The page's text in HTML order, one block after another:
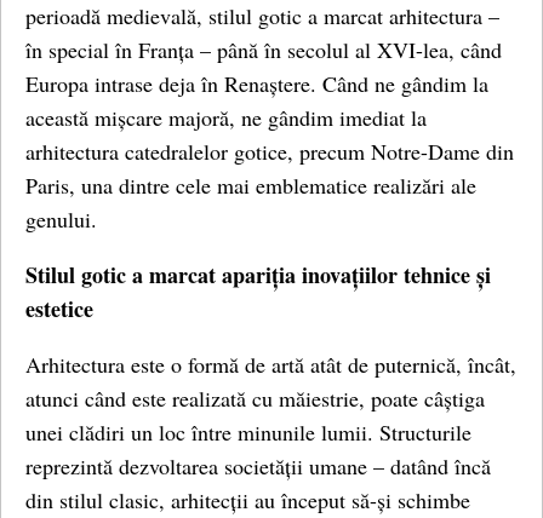
perioadă medievală, stilul gotic a marcat arhitectura –
în special în Franța – până în secolul al XVI-lea, când
Europa intrase deja în Renaștere. Când ne gândim la
această mișcare majoră, ne gândim imediat la
arhitectura catedralelor gotice, precum Notre-Dame din
Paris, una dintre cele mai emblematice realizări ale
genului.
Stilul gotic a marcat apariția inovațiilor tehnice și
estetice
Arhitectura este o formă de artă atât de puternică, încât,
atunci când este realizată cu măiestrie, poate câștiga
unei clădiri un loc între minunile lumii. Structurile
reprezintă dezvoltarea societății umane – datând încă
din stilul clasic, arhitecții au început să-și schimbe